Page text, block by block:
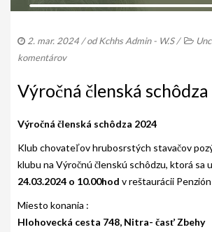
KLUBOVÉ POPLATKY
DEUTSCH DRAHTHAAR
PODMIENKY CHOVNOSTI
2. mar. 2024 / odKchhs Admin - W.S/
komentárov
Výročná členská
Výročná členská schôdza 2024
Klub chovateľov hrubosrstých stavačov
klubu na Výročnú členskú schôdzu, ktorá sa
24.03.2024 o 10.00hod v reštaurácii
Miesto konania :
Hlohovecká cesta 748, Nitra- časť Zbehy